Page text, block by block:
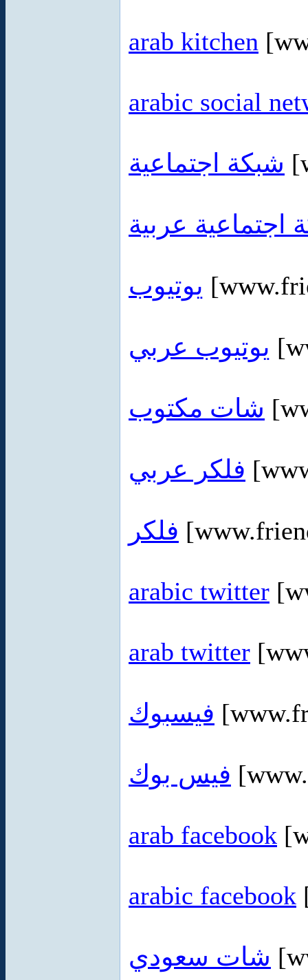
arab kitchen
arabic social
شبكة اجتماعية
اجتماعية عربية
يوتيوب
يوتيوب عربي
شات مكتوب
فلكر عربي
فلكر
arabic twitter
arab twitter
فيسبوك
فيس بوك
arab facebook
arabic facebook
شات سعودي